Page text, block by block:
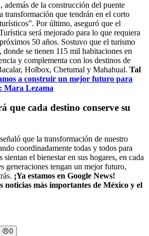
de la construcción del puente
transformación que tendrán en el corto
Por último, aseguró que el
será mejorado para lo que requiera
50 años. Sostuvo que el turismo
se tienen 115 mil habitaciones en
y complementa con los destinos de
Holbox, Chetumal y Mahahual. Tal
a construir un mejor futuro para
Mara Lezama
que cada destino conserve su
que la transformación de nuestro
coordinadamente todas y todos para
sientan el bienestar en sus hogares, en cada
generaciones tengan un mejor futuro,
¡Ya estamos en Google News!
noticias más importantes de México y el
😠0